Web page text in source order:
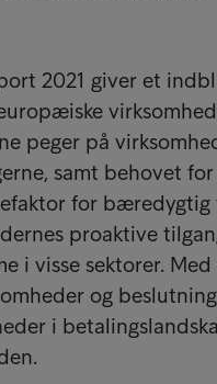
2021 giver et
peger på
samt behovet for
for bæredygtig
proaktive
i visse sektorer.
og
i